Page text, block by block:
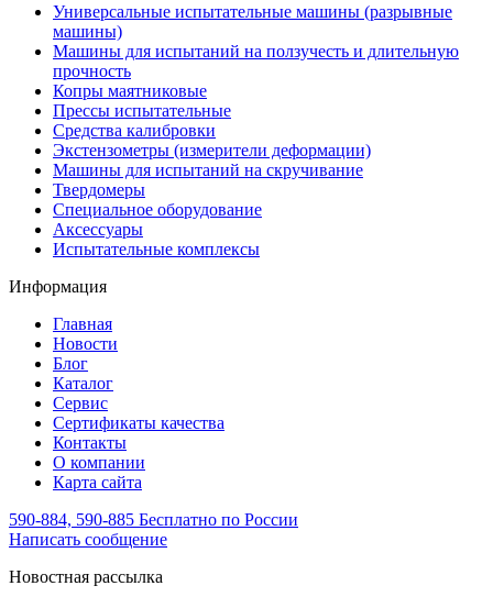
Универсальные испытательные машины (разрывные
машины)
Машины для испытаний на ползучесть и длительную
прочность
Копры маятниковые
Прессы испытательные
Средства калибровки
Экстензометры (измерители деформации)
Машины для испытаний на скручивание
Твердомеры
Специальное оборудование
Аксессуары
Испытательные комплексы
Информация
Главная
Новости
Блог
Каталог
Сервис
Сертификаты качества
Контакты
О компании
Карта сайта
590-884, 590-885 Бесплатно по России
Написать сообщение
Новостная рассылка